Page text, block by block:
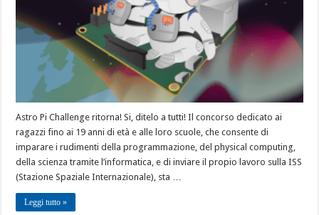
Astro Pi Challenge ritorna! Si, ditelo a tutti! Il concorso dedicato ai
ragazzi fino ai 19 anni di età e alle loro scuole, che consente di
imparare i rudimenti della programmazione, del physical computing,
della scienza tramite l’informatica, e di inviare il propio lavoro sulla ISS
(Stazione Spaziale Internazionale), sta …
Leggi tutto »